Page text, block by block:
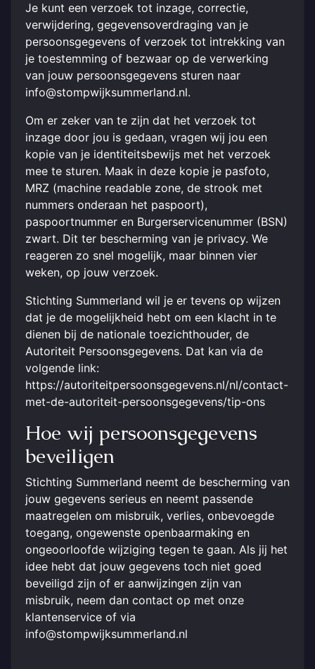
Je kunt een verzoek tot inzage, correctie,
verwijdering, gegevensoverdraging van je
persoonsgegevens of verzoek tot intrekking van
je toestemming of bezwaar op de verwerking
van jouw persoonsgegevens sturen naar
info@stompwijksummerland.nl.
Om er zeker van te zijn dat het verzoek tot
inzage door jou is gedaan, vragen wij jou een
kopie van je identiteitsbewijs met het verzoek
mee te sturen. Maak in deze kopie je pasfoto,
MRZ (machine readable zone, de strook met
nummers onderaan het paspoort),
paspoortnummer en Burgerservicenummer (BSN)
zwart. Dit ter bescherming van je privacy. We
reageren zo snel mogelijk, maar binnen vier
weken, op jouw verzoek.
Stichting Summerland wil je er tevens op wijzen
dat je de mogelijkheid hebt om een klacht in te
dienen bij de nationale toezichthouder, de
Autoriteit Persoonsgegevens. Dat kan via de
volgende link:
https://autoriteitpersoonsgegevens.nl/nl/contact-
met-de-autoriteit-persoonsgegevens/tip-ons
Hoe wij persoonsgegevens
beveiligen
Stichting Summerland neemt de bescherming van
jouw gegevens serieus en neemt passende
maatregelen om misbruik, verlies, onbevoegde
toegang, ongewenste openbaarmaking en
ongeoorloofde wijziging tegen te gaan. Als jij het
idee hebt dat jouw gegevens toch niet goed
beveiligd zijn of er aanwijzingen zijn van
misbruik, neem dan contact op met onze
klantenservice of via
info@stompwijksummerland.nl